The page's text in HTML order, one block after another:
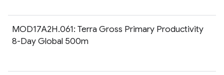
MOD17A2H.061: Terra Gross Primary Productivity
8-Day Global 500m